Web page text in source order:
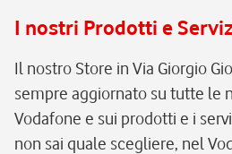
I nostri Prodotti e
Il nostro Store in Via Giorgio
sempre aggiornato su tutte le
Vodafone e sui prodotti e i
non sai quale scegliere, nel